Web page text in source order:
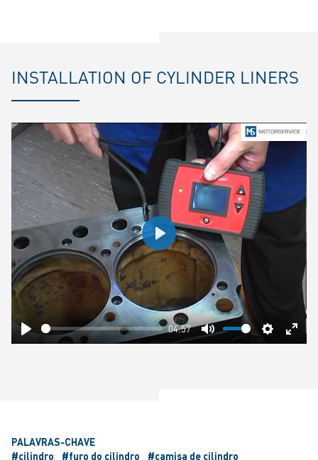
INSTALLATION OF CYLINDER LINERS
Play
04:57
Mute Settings
Play
PALAVRAS-CHAVE
#cilindro
#furo do cilindro
#camisa de cilindro